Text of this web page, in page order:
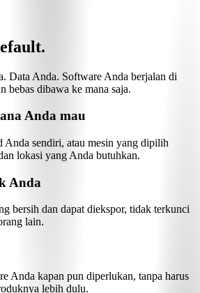
Data Anda. Software Anda berjalan di
bebas dibawa ke mana saja.
Anda mau
Anda sendiri, atau mesin yang dipilih
lokasi yang Anda butuhkan.
Anda
bersih dan dapat diekspor, tidak terkunci
lain.
Anda kapan pun diperlukan, tanpa harus
lebih dulu.